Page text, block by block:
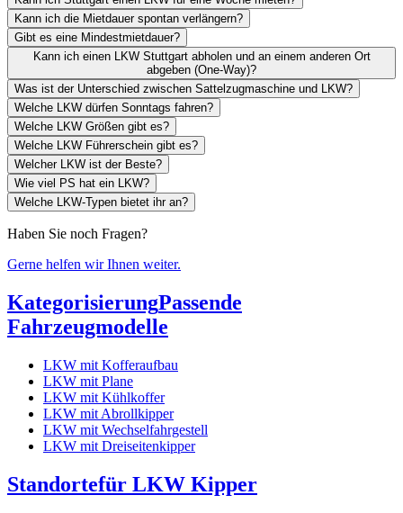
Kann ich die Mietdauer spontan verlängern?
Gibt es eine Mindestmietdauer?
Kann ich einen LKW Stuttgart abholen und an einem anderen Ort
abgeben (One-Way)?
Was ist der Unterschied zwischen Sattelzugmaschine und LKW?
Welche LKW dürfen Sonntags fahren?
Welche LKW Größen gibt es?
Welche LKW Führerschein gibt es?
Welcher LKW ist der Beste?
Wie viel PS hat ein LKW?
Welche LKW-Typen bietet ihr an?
Haben Sie noch Fragen?
Gerne helfen wir Ihnen weiter.
KategorisierungPassende
Fahrzeugmodelle
LKW mit Kofferaufbau
LKW mit Plane
LKW mit Kühlkoffer
LKW mit Abrollkipper
LKW mit Wechselfahrgestell
LKW mit Dreiseitenkipper
Standortefür LKW Kipper